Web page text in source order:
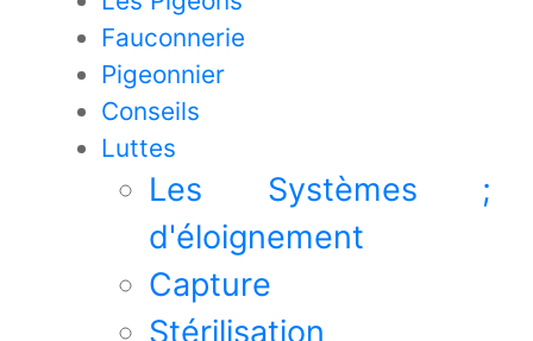
Fauconnerie
Pigeonnier
Conseils
Luttes
Les Systèmes ;
d'éloignement
Capture
Stérilisation